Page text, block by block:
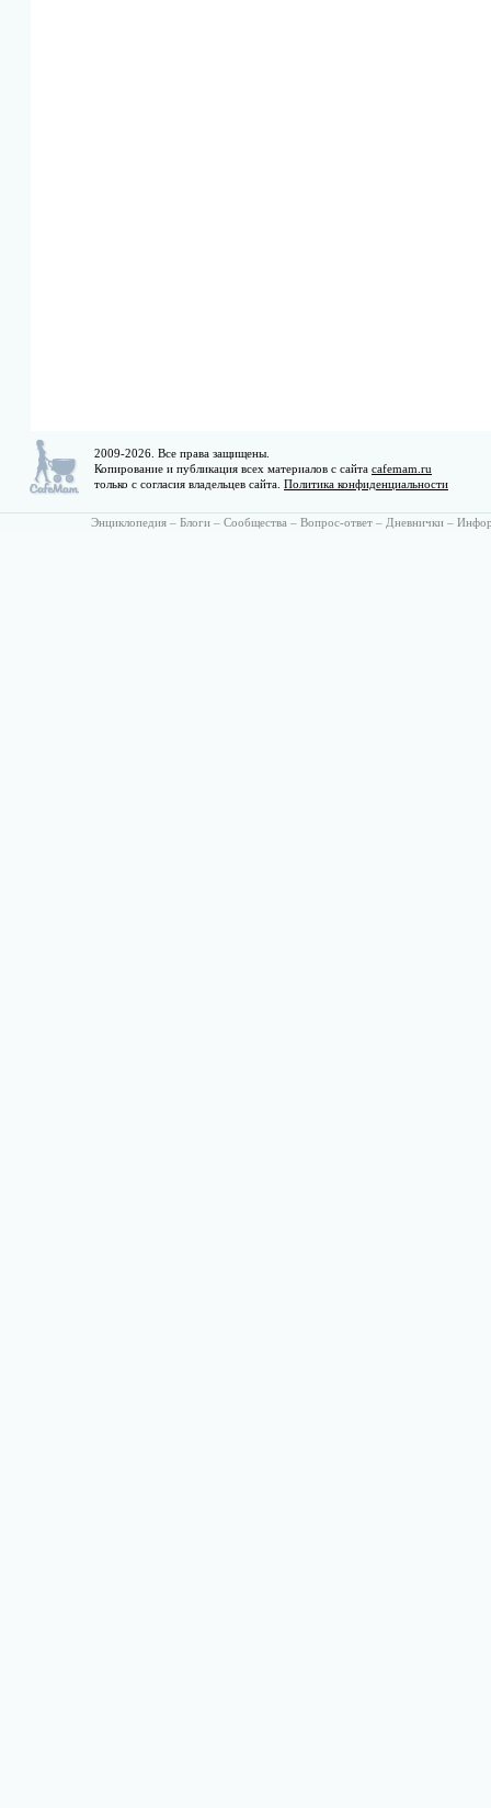
2009-2026. Все права защищены.
Копирование и публикация всех материалов с сайта cafemam.ru
только с согласия владельцев сайта. Политика конфиденциальности
Энциклопедия – Блоги – Сообщества – Вопрос-ответ – Дневнички –